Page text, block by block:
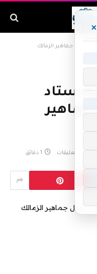
جماهير الزمالك
ستاد
جماهير
لا توجد تعليقات 1 دقائق
×